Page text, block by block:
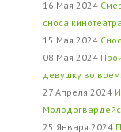
16 Мая 2024
сноса
15 Мая 2024
08 Мая 2024
девушку во
27 Апреля 2024
25 Января 2024